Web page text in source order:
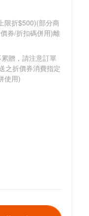
限折$500)(部分商
券/折扣碼併用)離
贈，請注意訂單
之折價券消費指定
使用)